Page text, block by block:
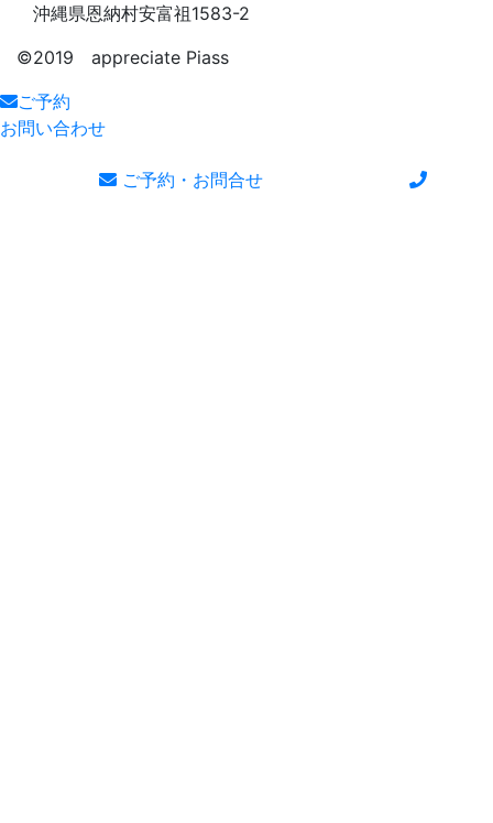
沖縄県恩納村安富祖1583-2
©️2019 appreciate Piass
ご予約
お問い合わせ
ご予約・お問合せ